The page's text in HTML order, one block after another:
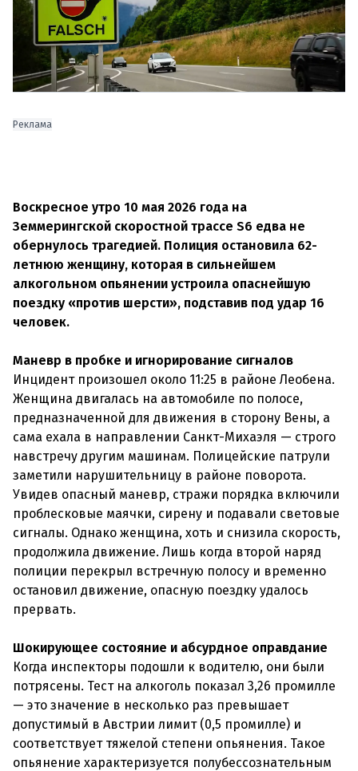
Реклама
Воскресное утро 10 мая 2026 года на
Земмерингской скоростной трассе S6 едва не
обернулось трагедией. Полиция остановила 62-
летнюю женщину, которая в сильнейшем
алкогольном опьянении устроила опаснейшую
поездку «против шерсти», подставив под удар 16
человек.
Маневр в пробке и игнорирование сигналов
Инцидент произошел около 11:25 в районе Леобена.
Женщина двигалась на автомобиле по полосе,
предназначенной для движения в сторону Вены, а
сама ехала в направлении Санкт-Михаэля — строго
навстречу другим машинам. Полицейские патрули
заметили нарушительницу в районе поворота.
Увидев опасный маневр, стражи порядка включили
проблесковые маячки, сирену и подавали световые
сигналы. Однако женщина, хоть и снизила скорость,
продолжила движение. Лишь когда второй наряд
полиции перекрыл встречную полосу и временно
остановил движение, опасную поездку удалось
прервать.
Шокирующее состояние и абсурдное оправдание
Когда инспекторы подошли к водителю, они были
потрясены. Тест на алкоголь показал 3,26 промилле
— это значение в несколько раз превышает
допустимый в Австрии лимит (0,5 промилле) и
соответствует тяжелой степени опьянения. Такое
опьянение характеризуется полубессознательным